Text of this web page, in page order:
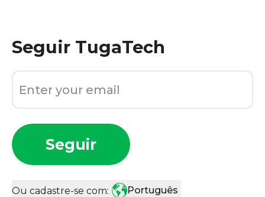
Seguir TugaTech
Seguir
Ou cadastre-se com: Português